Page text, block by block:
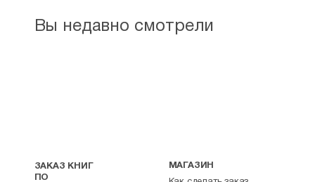
Вы недавно смотрели
ЗАКАЗ КНИГ
ПО
МАГАЗИН